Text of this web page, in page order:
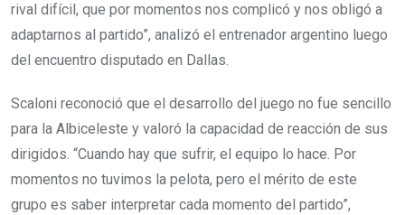
rival difícil, que por momentos nos complicó y nos obligó a
adaptarnos al partido”, analizó el entrenador argentino luego
del encuentro disputado en Dallas.
Scaloni reconoció que el desarrollo del juego no fue sencillo
para la Albiceleste y valoró la capacidad de reacción de sus
dirigidos. “Cuando hay que sufrir, el equipo lo hace. Por
momentos no tuvimos la pelota, pero el mérito de este
grupo es saber interpretar cada momento del partido”,